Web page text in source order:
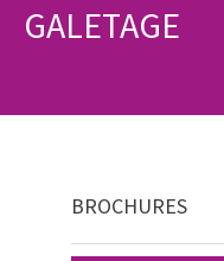
GALETAGE
BROCHURES